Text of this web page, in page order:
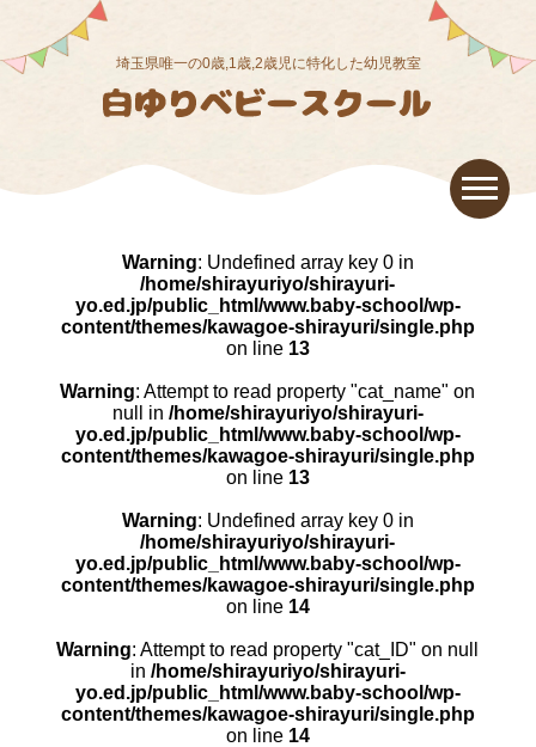
埼玉県唯一の0歳,1歳,2歳児に特化した幼児教室
Warning: Undefined array key 0 in
/home/shirayuriyo/shirayuri-
yo.ed.jp/public_html/www.baby-school/wp-
content/themes/kawagoe-shirayuri/single.php
on line 13
Warning: Attempt to read property "cat_name" on
null in /home/shirayuriyo/shirayuri-
yo.ed.jp/public_html/www.baby-school/wp-
content/themes/kawagoe-shirayuri/single.php
on line 13
Warning: Undefined array key 0 in
/home/shirayuriyo/shirayuri-
yo.ed.jp/public_html/www.baby-school/wp-
content/themes/kawagoe-shirayuri/single.php
on line 14
Warning: Attempt to read property "cat_ID" on null
in /home/shirayuriyo/shirayuri-
yo.ed.jp/public_html/www.baby-school/wp-
content/themes/kawagoe-shirayuri/single.php
on line 14